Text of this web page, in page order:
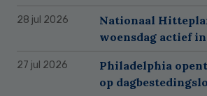
28 jul 2026
Nationaal
woensdag actief
27 jul 2026
Philadelphia
op